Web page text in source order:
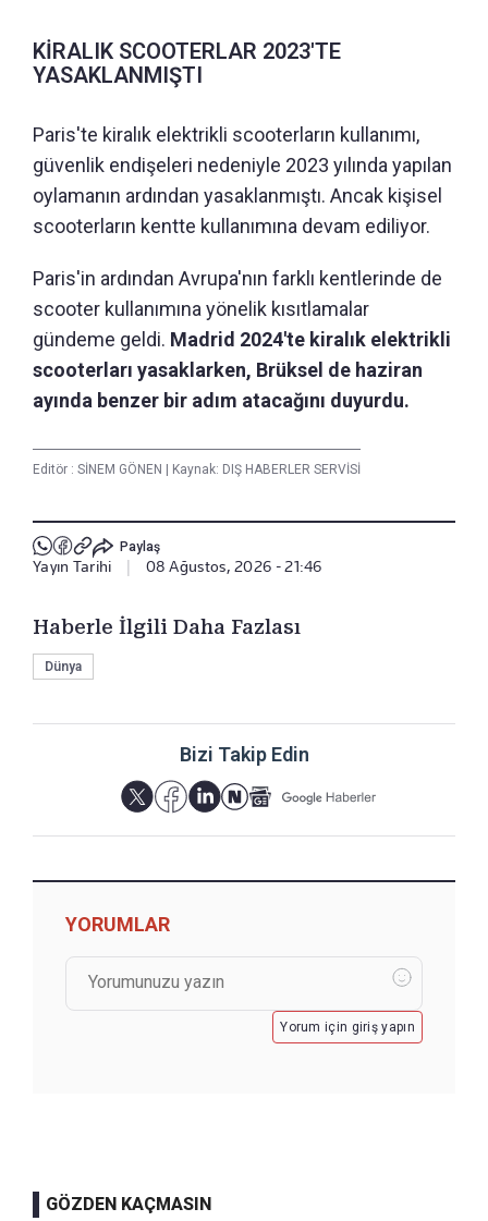
KİRALIK SCOOTERLAR 2023'TE
YASAKLANMIŞTI
Paris'te kiralık elektrikli scooterların kullanımı,
güvenlik endişeleri nedeniyle 2023 yılında yapılan
oylamanın ardından yasaklanmıştı. Ancak kişisel
scooterların kentte kullanımına devam ediliyor.
Paris'in ardından Avrupa'nın farklı kentlerinde de
scooter kullanımına yönelik kısıtlamalar
gündeme geldi. Madrid 2024'te kiralık elektrikli
scooterları yasaklarken, Brüksel de haziran
ayında benzer bir adım atacağını duyurdu.
Editör : SİNEM GÖNEN | Kaynak: DIŞ HABERLER SERVİSİ
Paylaş
Yayın Tarihi 08 Ağustos, 2026 - 21:46
Haberle İlgili Daha Fazlası
Dünya
Bizi Takip Edin
YORUMLAR
Yorum için giriş yapın
GÖZDEN KAÇMASIN